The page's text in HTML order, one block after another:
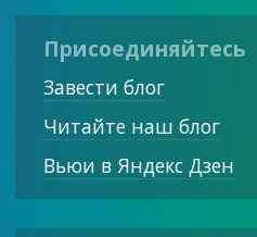
Присоединяйтесь
Завести блог
Читайте наш блог
Вьюи в Яндекс Дзен